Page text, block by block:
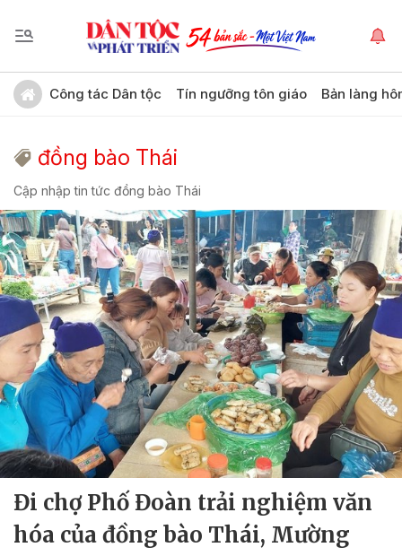
Công tác Dân tộc Tín ngưỡng tôn giáo Bản làng
đồng bào Thái
Cập nhập tin tức đồng bào Thái
Đi chợ Phố Đoàn trải nghiệm văn
hóa của đồng bào Thái, Mường